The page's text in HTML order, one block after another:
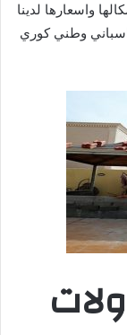
واسعارها لدينا
اسباني وطني كوري